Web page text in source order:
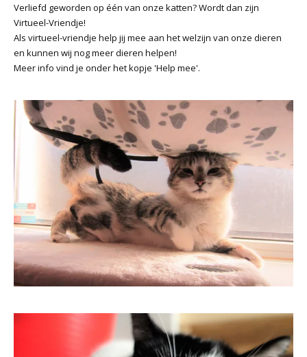
Verliefd geworden op één van onze katten? Wordt dan zijn
Virtueel-Vriendje!
Als virtueel-vriendje help jij mee aan het welzijn van onze dieren
en kunnen wij nog meer dieren helpen!
Meer info vind je onder het kopje 'Help mee'.